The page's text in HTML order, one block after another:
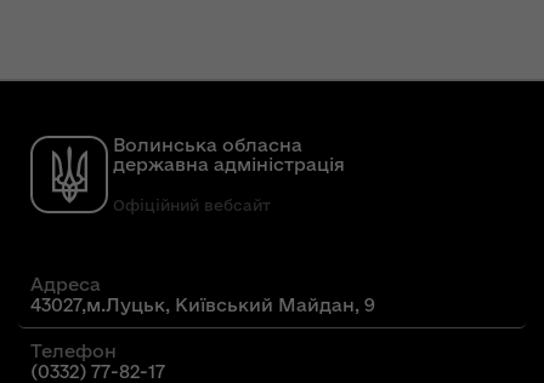
Волинська обласна
державна адміністрація
Офіційний вебсайт
Адреса
43027,м.Луцьк, Київський Майдан, 9
Телефон
(0332) 77-82-17